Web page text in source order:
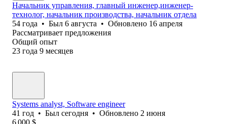
Начальник управления, главный инженер,инженер-
технолог, начальник производства, начальник отдела
54 года • Был 6 августа • Обновлено 16 апреля
Рассматривает предложения
Общий опыт
23 года 9 месяцев
Systems analyst, Software еngineer
41 год • Был сегодня • Обновлено 2 июня
6 000 $